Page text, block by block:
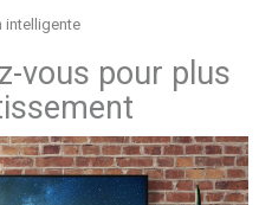
intelligente
vous pour plus